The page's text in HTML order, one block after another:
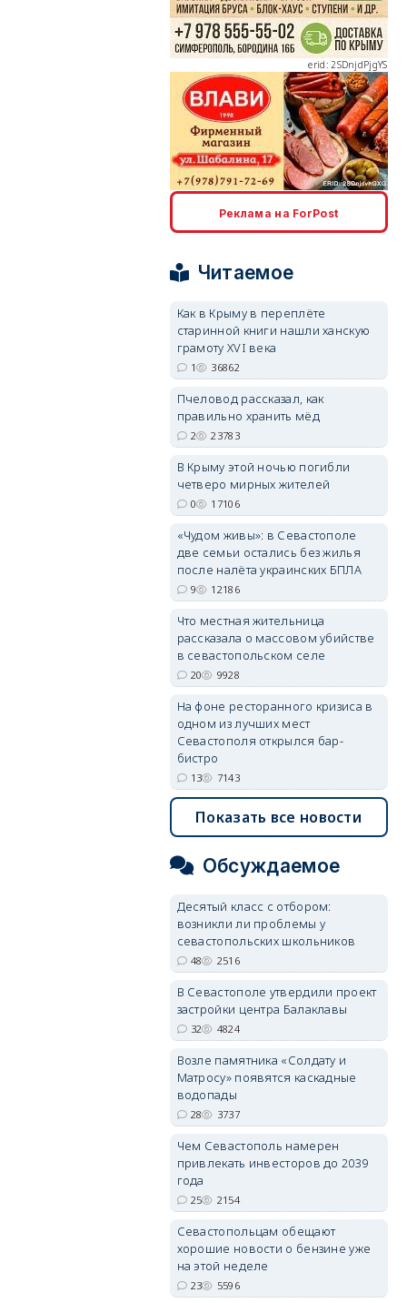
erid: 2SDnjdPjgYS
Реклама на ForPost
Читаемое
Как в Крыму в переплёте
старинной книги нашли ханскую
грамоту XVI века
1 36862
Пчеловод рассказал, как
правильно хранить мёд
2 23783
В Крыму этой ночью погибли
четверо мирных жителей
0 17106
«Чудом живы»: в Севастополе
две семьи остались без жилья
после налёта украинских БПЛА
9 12186
Что местная жительница
рассказала о массовом убийстве
в севастопольском селе
20 9928
На фоне ресторанного кризиса в
одном из лучших мест
Севастополя открылся бар-
бистро
13 7143
Показать все новости
Обсуждаемое
Десятый класс с отбором:
возникли ли проблемы у
севастопольских школьников
48 2516
В Севастополе утвердили проект
застройки центра Балаклавы
32 4824
Возле памятника «Солдату и
Матросу» появятся каскадные
водопады
28 3737
Чем Севастополь намерен
привлекать инвесторов до 2039
года
25 2154
Севастопольцам обещают
хорошие новости о бензине уже
на этой неделе
23 5596